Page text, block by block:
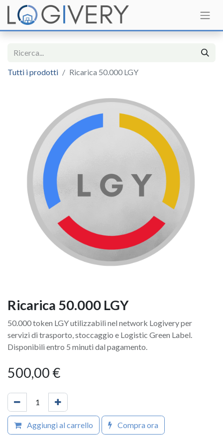
Tutti i prodotti Ricarica 50.000 LGY
Ricarica 50.000 LGY
50.000 token LGY utilizzabili nel network Logivery per
servizi di trasporto, stoccaggio e Logistic Green Label.
Disponibili entro 5 minuti dal pagamento.
500,00 €
Aggiungi al carrello Compra ora